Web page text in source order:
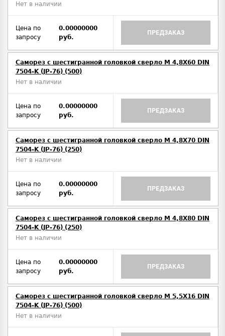
Нет в наличии
Цена по
запросу
0.00000000
руб.
ПРЕДЗАКАЗ
Саморез с шестигранной головкой сверло М 4,8Х60 DIN
7504-K (JP-76) (500)
Нет в наличии
Цена по
запросу
0.00000000
руб.
ПРЕДЗАКАЗ
Саморез с шестигранной головкой сверло М 4,8Х70 DIN
7504-K (JP-76) (250)
Нет в наличии
Цена по
запросу
0.00000000
руб.
ПРЕДЗАКАЗ
Саморез с шестигранной головкой сверло М 4,8Х80 DIN
7504-K (JP-76) (250)
Нет в наличии
Цена по
запросу
0.00000000
руб.
ПРЕДЗАКАЗ
Саморез с шестигранной головкой сверло М 5,5Х16 DIN
7504-K (JP-76) (500)
Нет в наличии